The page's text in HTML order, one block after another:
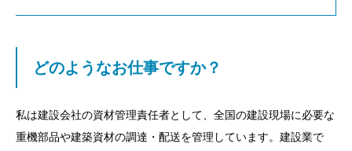
どのようなお仕事ですか？
私は建設会社の資材管理責任者として、全国の建設現場に必要な
重機部品や建築資材の調達・配送を管理しています。建設業で